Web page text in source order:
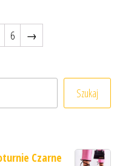
6 →
Szukaj
Czarne